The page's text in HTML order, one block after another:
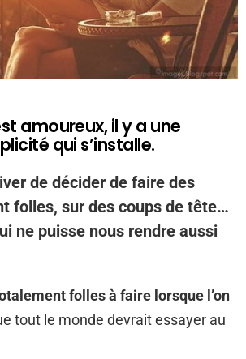
amoureux, il y a une
qui s’installe.
de décider de faire des
folles, sur des coups de tête…
ne puisse nous rendre aussi
folles à faire lorsque l’on
tout le monde devrait essayer au